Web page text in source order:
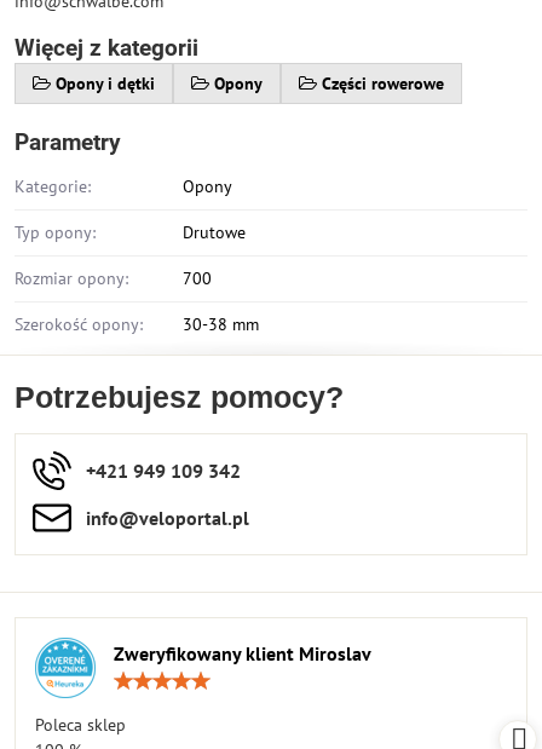
Więcej z kategorii
Opony i dętki Opony Części rowerowe
Parametry
Kategorie: Opony
Typ opony: Drutowe
Rozmiar opony: 700
Szerokość opony: 30-38 mm
Potrzebujesz pomocy?
+421 949 109 342
info​​@veloportal​.pl
Zweryfikowany klient Miroslav
Poleca sklep